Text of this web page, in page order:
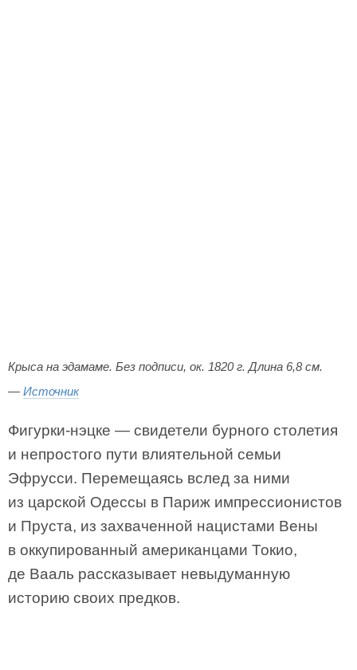
Крыса на эдамаме. Без подписи, ок. 1820 г. Длина 6,8 см.
— Источник
Фигурки-нэцке — свидетели бурного столетия
и непростого пути влиятельной семьи
Эфрусси. Перемещаясь вслед за ними
из царской Одессы в Париж импрессионистов
и Пруста, из захваченной нацистами Вены
в оккупированный американцами Токио,
де Вааль рассказывает невыдуманную
историю своих предков.